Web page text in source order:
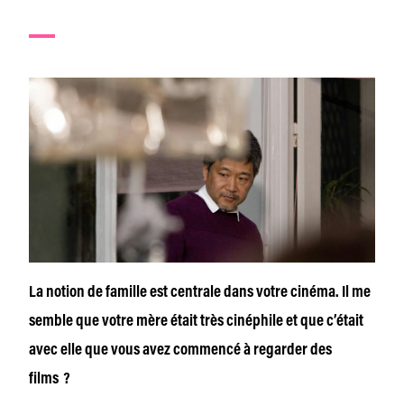
La notion de famille est centrale dans votre cinéma. Il me
semble que votre mère était très cinéphile et que c’était
avec elle que vous avez commencé à regarder des
films ?